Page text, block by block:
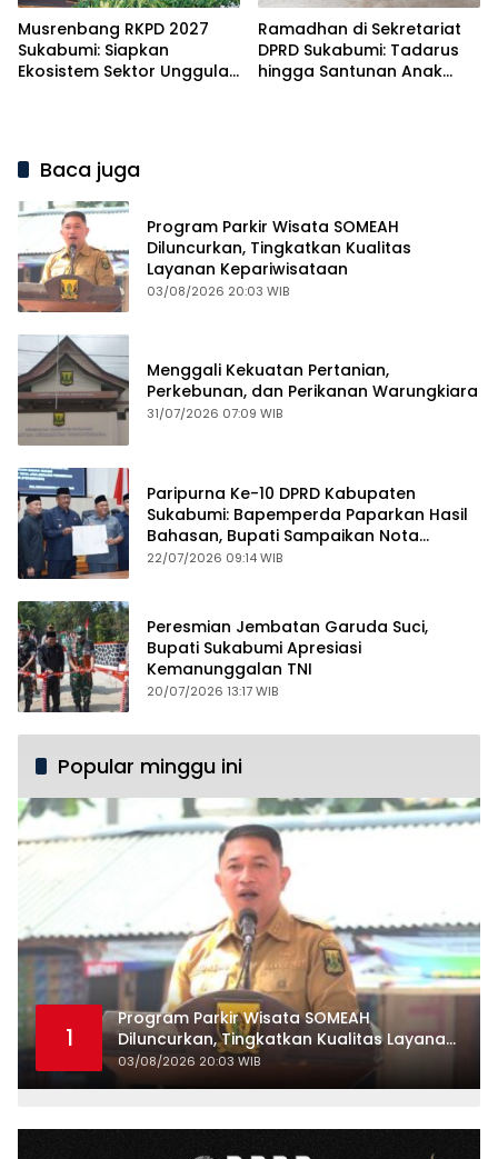
Musrenbang RKPD 2027
Sukabumi: Siapkan
Ekosistem Sektor Unggulan
Ramadhan di Sekretariat
DPRD Sukabumi: Tadarus
hingga Santunan Anak
Baca juga
Program Parkir Wisata SOMEAH
Diluncurkan, Tingkatkan Kualitas
Layanan Kepariwisataan
03/08/2026 20:03 WIB
Menggali Kekuatan Pertanian,
Perkebunan, dan Perikanan Warungkiara
31/07/2026 07:09 WIB
Paripurna Ke-10 DPRD Kabupaten
Sukabumi: Bapemperda Paparkan Hasil
Bahasan, Bupati Sampaikan Nota
Pengantar PDAM
22/07/2026 09:14 WIB
Peresmian Jembatan Garuda Suci,
Bupati Sukabumi Apresiasi
Kemanunggalan TNI
20/07/2026 13:17 WIB
Popular minggu ini
1
Program Parkir Wisata SOMEAH
Diluncurkan, Tingkatkan Kualitas Layanan
Kepariwisataan
03/08/2026 20:03 WIB